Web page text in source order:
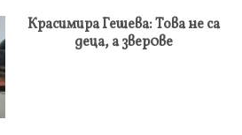
Красимира Гешева: Това не са
деца, а звер0ве